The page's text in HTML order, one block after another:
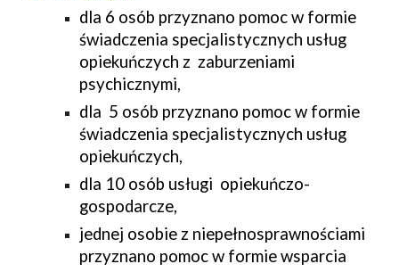
dla 6 osób przyznano pomoc w formie
świadczenia specjalistycznych usług
opiekuńczych z zaburzeniami
psychicznymi,
dla  5 osób przyznano pomoc w formie
świadczenia specjalistycznych usług
opiekuńczych,
dla 10 osób usługi  opiekuńczo-
gospodarcze,
jednej osobie z niepełnosprawnościami
przyznano pomoc w formie wsparcia